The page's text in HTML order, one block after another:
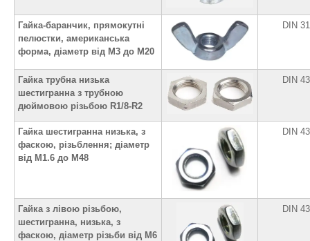
Гайка-баранчик, прямокутні
пелюстки, американська
форма, діаметр від М3 до М20
DIN
Гайка трубна низька
шестигранна з трубною
дюймовою різьбою R1/8-R2
DIN
Гайка шестигранна низька, з
фаскою, різьблення; діаметр
від М1.6 до М48
DIN
Гайка з лівою різьбою,
шестигранна, низька, з
фаскою, діаметр різьби від М6
DIN